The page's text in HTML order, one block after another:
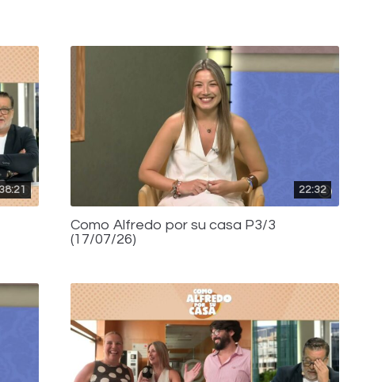
38:21 22:32
Como Alfredo por su casa P3/3
(17/07/26)